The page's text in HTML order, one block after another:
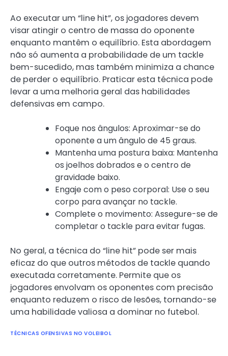
Ao executar um “line hit”, os jogadores devem
visar atingir o centro de massa do oponente
enquanto mantêm o equilíbrio. Esta abordagem
não só aumenta a probabilidade de um tackle
bem-sucedido, mas também minimiza a chance
de perder o equilíbrio. Praticar esta técnica pode
levar a uma melhoria geral das habilidades
defensivas em campo.
Foque nos ângulos: Aproximar-se do
oponente a um ângulo de 45 graus.
Mantenha uma postura baixa: Mantenha
os joelhos dobrados e o centro de
gravidade baixo.
Engaje com o peso corporal: Use o seu
corpo para avançar no tackle.
Complete o movimento: Assegure-se de
completar o tackle para evitar fugas.
No geral, a técnica do “line hit” pode ser mais
eficaz do que outros métodos de tackle quando
executada corretamente. Permite que os
jogadores envolvam os oponentes com precisão
enquanto reduzem o risco de lesões, tornando-se
uma habilidade valiosa a dominar no futebol.
TÉCNICAS OFENSIVAS NO VOLEIBOL